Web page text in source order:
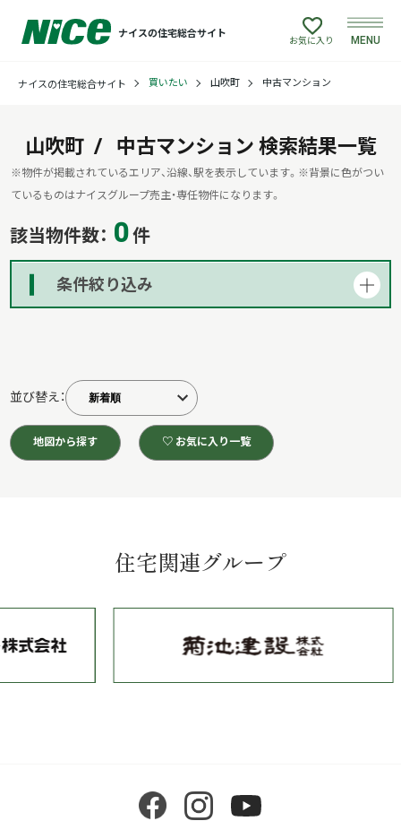
ナイスの住宅総合サイト
買いたい
売りたい
建てたい
店舗情報
お気に入り MENU
ナイスの住宅総合サイト 買いたい 山吹町 中古マンション
山吹町 中古マンション 検索結果一覧
※物件が掲載されているエリア、沿線、駅を表示しています。 ※背景に色がつい
ているものはナイスグループ売主・専任物件になります。
該当物件数： 0 件
条件絞り込み
並び替え：
地図から探す ♡ お気に入り一覧
住宅関連グループ